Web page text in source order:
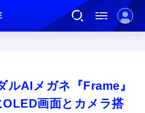
AI
ルAIメガネ『Frame』
画面とカメラ搭